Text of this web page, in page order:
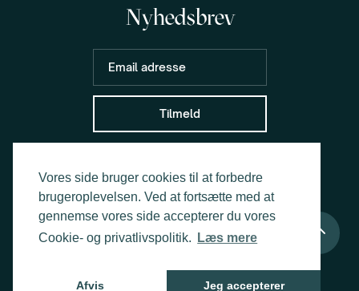
Vores side bruger cookies til at forbedre
brugeroplevelsen. Ved at fortsætte med at
gennemse vores side accepterer du vores
Cookie- og privatlivspolitik.
Læs mere
Afvis Jeg accepterer
Nyhedsbrev
Cookie- og privatlivspolitik